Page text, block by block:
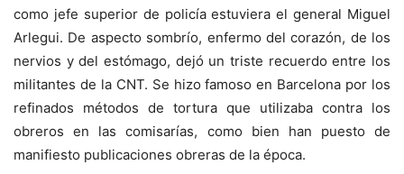
como jefe superior de policía estuviera el general Miguel
Arlegui. De aspecto sombrío, enfermo del corazón, de los
nervios y del estómago, dejó un triste recuerdo entre los
militantes de la CNT. Se hizo famoso en Barcelona por los
refinados métodos de tortura que utilizaba contra los
obreros en las comisarías, como bien han puesto de
manifiesto publicaciones obreras de la época.